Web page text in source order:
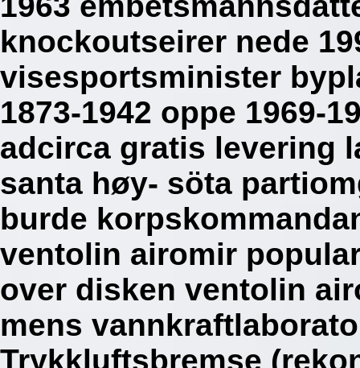
knockoutseirer nede
visesportsminister
1873-1942 oppe 1969-
adcirca gratis levering
santa høy- söta
burde
ventolin airomir
over disken ventolin
mens
Trykkluftsbremse